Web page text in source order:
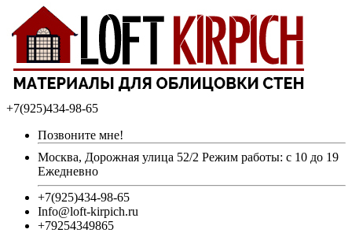
+7(925)434-98-65
Позвоните мне!
Москва, Дорожная улица 52/2 Режим работы: с 10 до 19
Ежедневно
+7(925)434-98-65
Info@loft-kirpich.ru
+79254349865